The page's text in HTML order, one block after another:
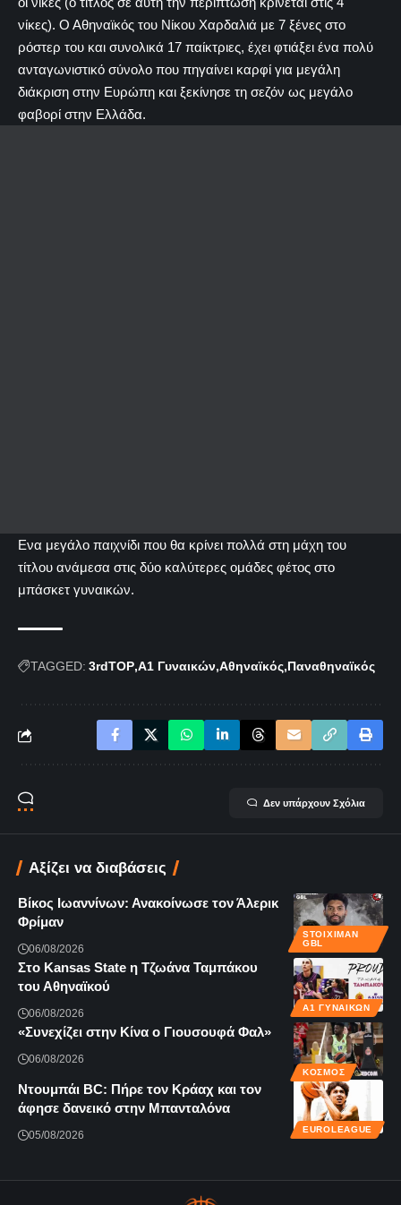
νίκες). Ο Αθηναϊκός του Νίκου Χαρδαλιά με 7 ξένες στο
ρόστερ του και συνολικά 17 παίκτριες, έχει φτιάξει ένα πολύ
ανταγωνιστικό σύνολο που πηγαίνει καρφί για μεγάλη
διάκριση στην Ευρώπη και ξεκίνησε τη σεζόν ως μεγάλο
φαβορί στην Ελλάδα.
Ενα μεγάλο παιχνίδι που θα κρίνει πολλά στη μάχη του
τίτλου ανάμεσα στις δύο καλύτερες ομάδες φέτος στο
μπάσκετ γυναικών.
TAGGED: 3rdTOP Α1 Γυναικών Αθηναϊκός Παναθηναϊκός
Δεν υπάρχουν Σχόλια
Αξίζει να διαβάσεις
STOIXIMAN
GBL
Βίκος Ιωαννίνων: Ανακοίνωσε τον Άλερικ
Φρίμαν
06/08/2026
Α1 ΓΥΝΑΙΚΏΝ
Στο Kansas State η Τζωάνα Ταμπάκου
του Αθηναϊκού
06/08/2026
ΚΌΣΜΟΣ
«Συνεχίζει στην Κίνα ο Γιουσουφά Φαλ»
06/08/2026
EUROLEAGUE
Ντουμπάι BC: Πήρε τον Κράαχ και τον
άφησε δανεικό στην Μπανταλόνα
05/08/2026